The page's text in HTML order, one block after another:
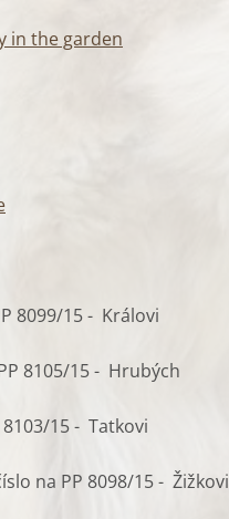
in the garden
8099/15 - Královi
8105/15 - Hrubých
15 - Tatkovi
na PP 8098/15 - Žižkovi